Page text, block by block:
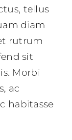
tellus
diam
rutrum
sit
Morbi
ac
habitasse